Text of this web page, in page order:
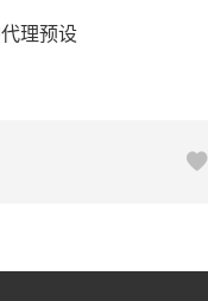
理预设